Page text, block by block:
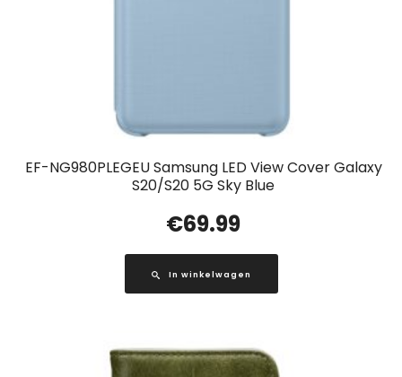
EF-NG980PLEGEU Samsung LED View Cover Galaxy
S20/S20 5G Sky Blue
€69.99
In winkelwagen